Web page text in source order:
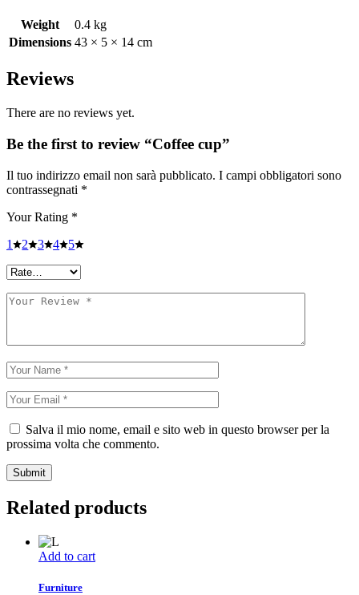
Weight
0.4 kg
Dimensions 43 × 5 × 14 cm
Reviews
There are no reviews yet.
Be the first to review “Coffee cup”
Il tuo indirizzo email non sarà pubblicato. I campi obbligatori sono
contrassegnati *
Your Rating *
1
2 3 4 5
Salva il mio nome, email e sito web in questo browser per la
prossima volta che commento.
Submit
Related products
Add to cart
Furniture